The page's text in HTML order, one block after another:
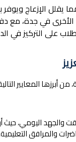
الإزعاج ويوفر
الأخرى في جدة،
على التركيز في
المعايير
والجهد اليومي،
والمرافق